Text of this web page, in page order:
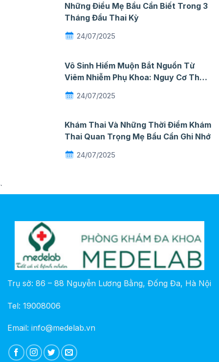
Những Điều Mẹ Bầu Cần Biết Trong 3
Tháng Đầu Thai Kỳ
24/07/2025
Vô Sinh Hiếm Muộn Bắt Nguồn Từ
Viêm Nhiễm Phụ Khoa: Nguy Cơ Thầm
Lặng Mà Nhiều Phụ Nữ Chủ Quan
24/07/2025
Khám Thai Và Những Thời Điểm Khám
Thai Quan Trọng Mẹ Bầu Cần Ghi Nhớ
24/07/2025
`
Trụ sở: 86 – 88 Nguyễn Lương Bằng, Đống Đa, Hà Nội
Tel: 19008006
Email: info@medelab.vn